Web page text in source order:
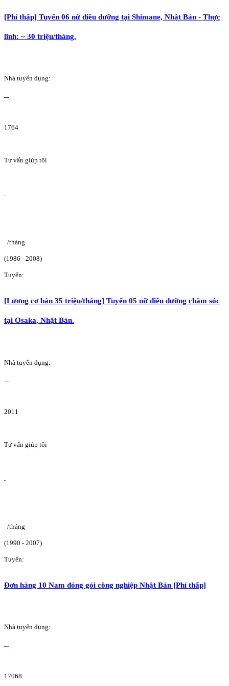
[Phí thấp] Tuyển 06 nữ điều dưỡng tại Shimane, Nhật Bản - Thực
lĩnh: ~ 30 triệu/tháng.
Nhà tuyển dụng:
1764
Tư vấn giúp tôi
/tháng
(1986 - 2008)
Tuyển:
[Lương cơ bản 35 triệu/tháng] Tuyển 05 nữ điều dưỡng chăm sóc
tại Osaka, Nhật Bản.
Nhà tuyển dụng:
2011
Tư vấn giúp tôi
/tháng
(1990 - 2007)
Tuyển:
Đơn hàng 10 Nam đóng gói công nghiệp Nhật Bản [Phí thấp]
Nhà tuyển dụng:
17068